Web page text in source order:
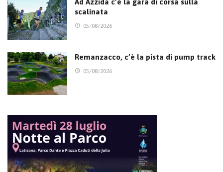
Ad Azzida c’è la gara di corsa sulla
scalinata
05/08/2026
Remanzacco, c’è la pista di pump track
05/08/2026